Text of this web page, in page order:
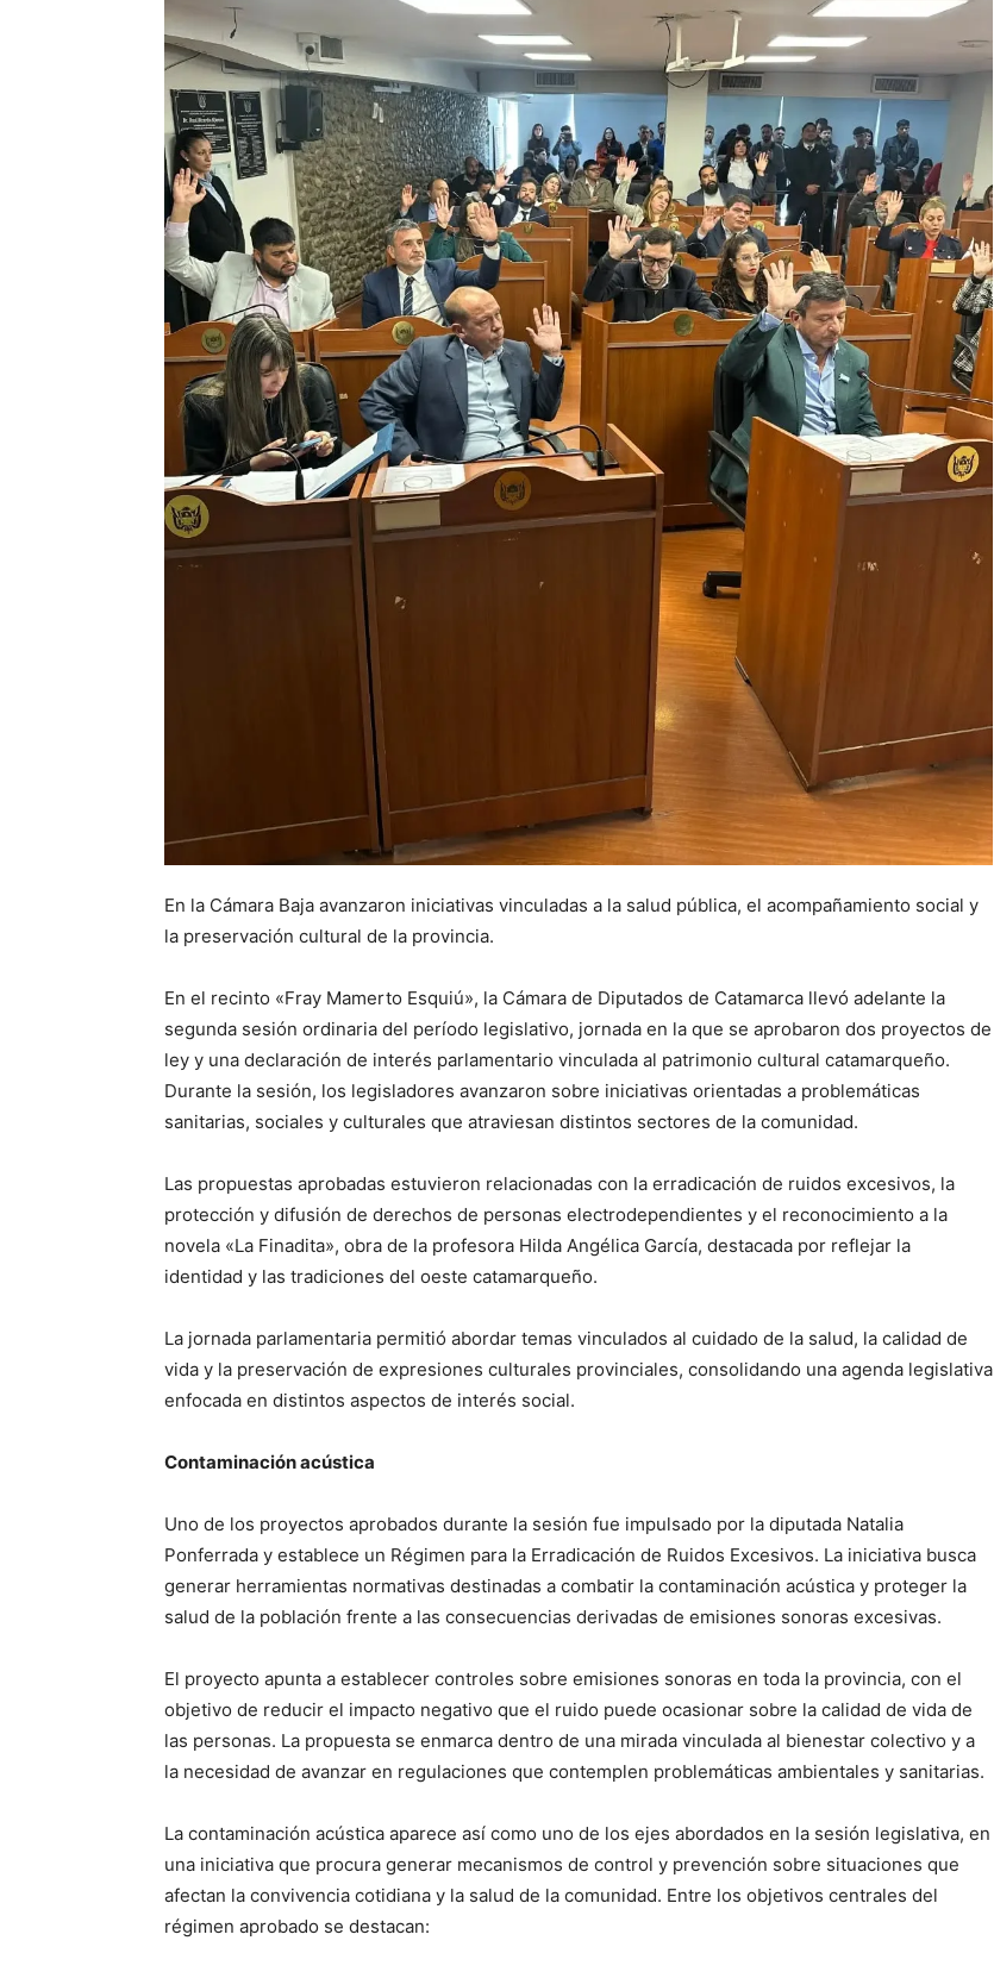
En la Cámara Baja avanzaron iniciativas vinculadas a la salud pública, el acompañamiento social y
la preservación cultural de la provincia.
En el recinto «Fray Mamerto Esquiú», la Cámara de Diputados de Catamarca llevó adelante la
segunda sesión ordinaria del período legislativo, jornada en la que se aprobaron dos proyectos de
ley y una declaración de interés parlamentario vinculada al patrimonio cultural catamarqueño.
Durante la sesión, los legisladores avanzaron sobre iniciativas orientadas a problemáticas
sanitarias, sociales y culturales que atraviesan distintos sectores de la comunidad.
Las propuestas aprobadas estuvieron relacionadas con la erradicación de ruidos excesivos, la
protección y difusión de derechos de personas electrodependientes y el reconocimiento a la
novela «La Finadita», obra de la profesora Hilda Angélica García, destacada por reflejar la
identidad y las tradiciones del oeste catamarqueño.
La jornada parlamentaria permitió abordar temas vinculados al cuidado de la salud, la calidad de
vida y la preservación de expresiones culturales provinciales, consolidando una agenda legislativa
enfocada en distintos aspectos de interés social.
Contaminación acústica
Uno de los proyectos aprobados durante la sesión fue impulsado por la diputada Natalia
Ponferrada y establece un Régimen para la Erradicación de Ruidos Excesivos. La iniciativa busca
generar herramientas normativas destinadas a combatir la contaminación acústica y proteger la
salud de la población frente a las consecuencias derivadas de emisiones sonoras excesivas.
El proyecto apunta a establecer controles sobre emisiones sonoras en toda la provincia, con el
objetivo de reducir el impacto negativo que el ruido puede ocasionar sobre la calidad de vida de
las personas. La propuesta se enmarca dentro de una mirada vinculada al bienestar colectivo y a
la necesidad de avanzar en regulaciones que contemplen problemáticas ambientales y sanitarias.
La contaminación acústica aparece así como uno de los ejes abordados en la sesión legislativa, en
una iniciativa que procura generar mecanismos de control y prevención sobre situaciones que
afectan la convivencia cotidiana y la salud de la comunidad. Entre los objetivos centrales del
régimen aprobado se destacan: